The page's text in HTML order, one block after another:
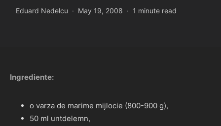
Eduard Nedelcu May 19, 2008 1 minute read
Ingrediente:
o varza de marime mijlocie (800-900 g),
50 ml untdelemn,